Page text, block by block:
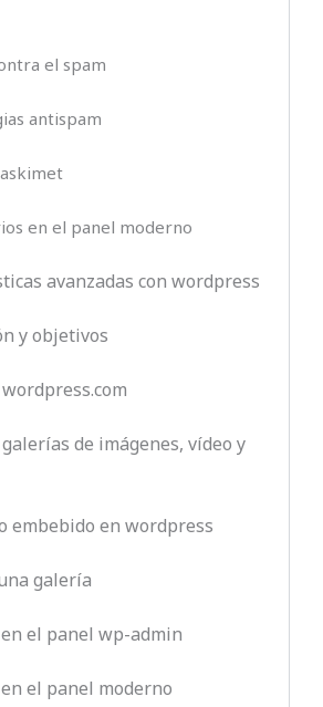
el spam
antispam
en el panel moderno
avanzadas con wordpress
y objetivos
de imágenes, vídeo y
embebido en wordpress
galería
en el panel wp-admin
en el panel moderno